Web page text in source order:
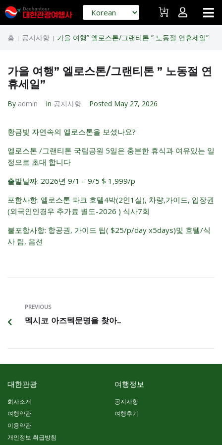
홈 | 공지사항 | 가을 여행” 엘로스톤/그랜티톤 ” 노동절 연휴세일”
가을 여행” 엘로스톤/그랜티톤 ” 노동절 연
휴세일”
By admin In 공지사항 Posted May 27, 2026
황금빛 자연속의 엘로스톤을 보셨나요?
엘로스톤 /그랜티톤 국립공원 5일은 충분한 휴식과 여유있는 일
정으로 초대 합니다
출발날짜: 2026년 9/1 – 9/5 $ 1,999/p
포함사항: 엘로스톤 파크 호텔4박(2인1실), 차량,가이드, 입장권
(외국인인경우 추가료 별도-2026 ) 식사7회
불포함사항: 항공권, 가이드 팁( $25/p/day x5days)및 호텔/식
사 팁, 옵션
PREVIOUS
멕시코 아즈텍문명을 찾아..
대한관광
회사소개
여행약관
이용약관
개인정보 취급방침
여행정보
공지사항
여행후기